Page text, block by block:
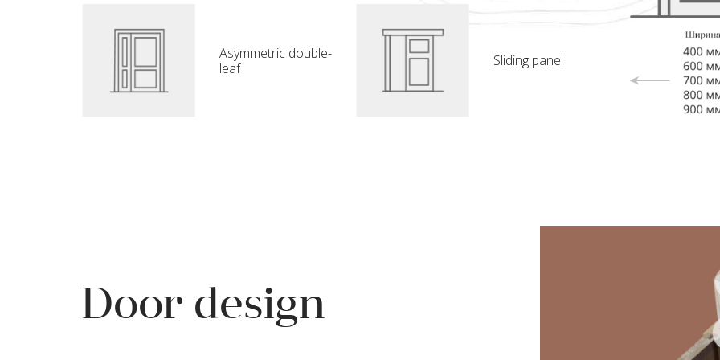
Asymmetric double-
leaf
Sliding panel
Door design